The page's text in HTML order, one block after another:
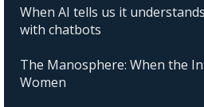
When AI tells us it
with chatbots
The Manosphere: When the
Women